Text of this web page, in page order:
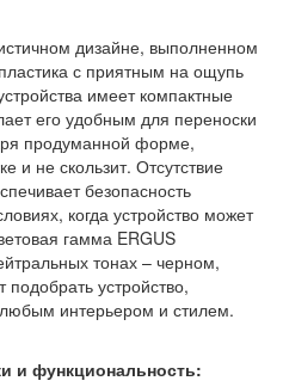
дизайне, выполненном
с приятным на ощупь
имеет компактные
его удобным для переноски
продуманной форме,
и не скользит. Отсутствие
безопасность
когда устройство может
гамма ERGUS
тонах – черном,
устройство,
интерьером и стилем.
и функциональность: